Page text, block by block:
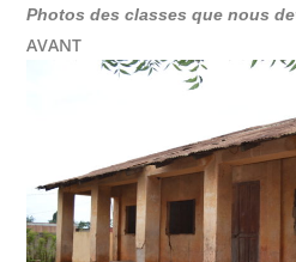
Photos des classes que nous
AVANT